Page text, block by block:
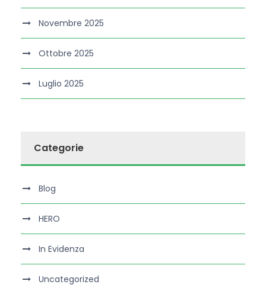
Novembre 2025
Ottobre 2025
Luglio 2025
Categorie
Blog
HERO
In Evidenza
Uncategorized